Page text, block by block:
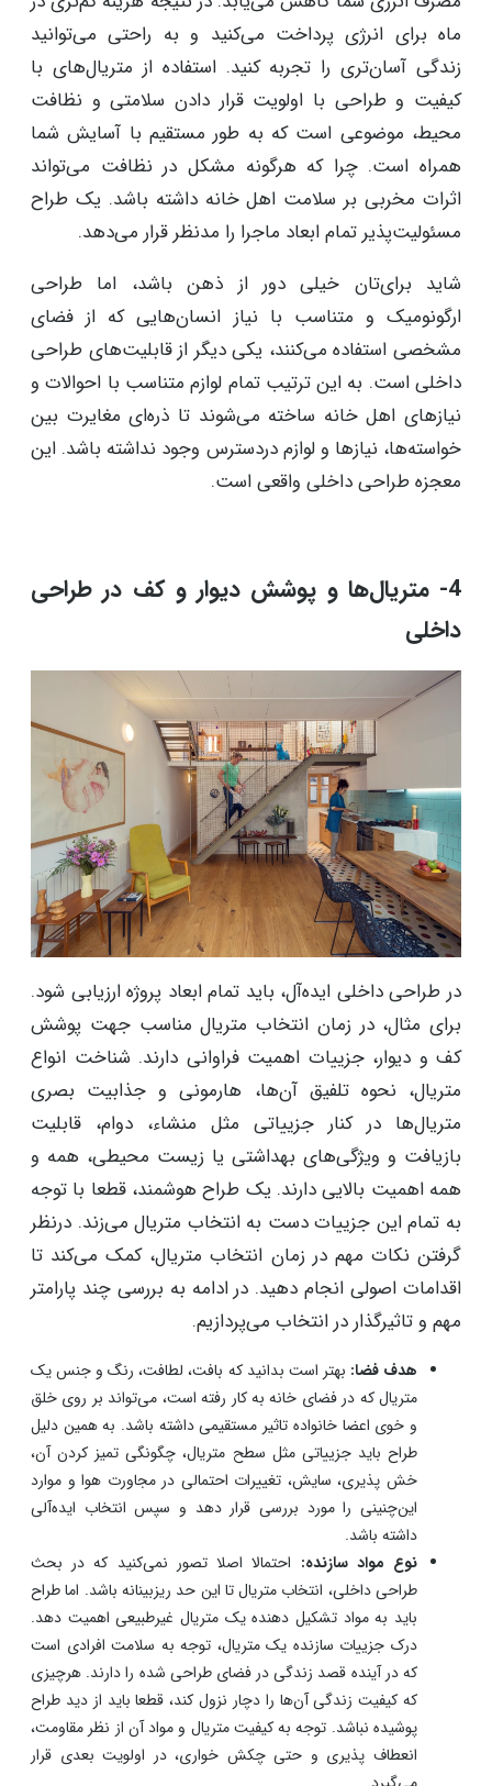
ماه برای انرژی پرداخت می‌کنید و به راحتی می‌توانید
زندگی آسان‌تری را تجربه کنید. استفاده از متریال‌های با
کیفیت و طراحی با اولویت قرار دادن سلامتی و نظافت
محیط، موضوعی است که به طور مستقیم با آسایش شما
همراه است. چرا که هرگونه مشکل در نظافت می‌تواند
اثرات مخربی بر سلامت اهل خانه داشته باشد. یک طراح
مسئولیت‌پذیر تمام ابعاد ماجرا را مدنظر قرار می‌دهد.
شاید برای‌تان خیلی دور از ذهن باشد، اما طراحی
ارگونومیک و متناسب با نیاز انسان‌هایی که از فضای
مشخصی استفاده می‌کنند، یکی دیگر از قابلیت‌های طراحی
داخلی است. به این ترتیب تمام لوازم متناسب با احوالات و
نیازهای اهل خانه ساخته می‌شوند تا ذره‌ای مغایرت بین
خواسته‌ها، نیازها و لوازم دردسترس وجود نداشته باشد. این
معجزه طراحی داخلی واقعی است.
4- متریال‌ها و پوشش دیوار و کف در طراحی
داخلی
در طراحی داخلی ایده‌آل، باید تمام ابعاد پروژه ارزیابی شود.
برای مثال، در زمان انتخاب متریال مناسب جهت پوشش
کف و دیوار، جزییات اهمیت فراوانی دارند. شناخت انواع
متریال، نحوه تلفیق آن‌ها، هارمونی و جذابیت بصری
متریال‌ها در کنار جزییاتی مثل منشاء، دوام، قابلیت
بازیافت و ویژگی‌های بهداشتی یا زیست ‌محیطی، همه و
همه اهمیت بالایی دارند. یک طراح هوشمند، قطعا با توجه
به تمام این جزییات دست به انتخاب متریال می‌زند. درنظر
گرفتن نکات مهم در زمان انتخاب متریال، کمک می‌کند تا
اقدامات اصولی انجام دهید. در ادامه به بررسی چند پارامتر
مهم و تاثیرگذار در انتخاب می‌پردازیم.
هدف فضا:بهتر است بدانید که بافت، لطافت، رنگ و جنس یک
متریال که در فضای خانه به کار رفته است، می‌تواند بر روی خلق
و خوی اعضا خانواده تاثیر مستقیمی داشته باشد. به همین دلیل
طراح باید جزییاتی مثل سطح متریال، چگونگی تمیز کردن آن،
خش پذیری، سایش، تغییرات احتمالی در مجاورت هوا و موارد
این‌چنینی را مورد بررسی قرار دهد و سپس انتخاب ایده‌آلی
داشته باشد.
نوع مواد سازنده:احتمالا اصلا تصور نمی‌کنید که در بحث
طراحی داخلی، انتخاب متریال تا این حد ریزبینانه باشد. اما طراح
باید به مواد تشکیل دهنده یک متریال غیرطبیعی اهمیت دهد.
درک جزییات سازنده یک متریال، توجه به سلامت افرادی است
که در آینده قصد زندگی در فضای طراحی شده را دارند. هرچیزی
که کیفیت زندگی آن‌ها را دچار نزول کند، قطعا باید از دید طراح
پوشیده نباشد. توجه به کیفیت متریال و مواد آن از نظر مقاومت،
انعطاف پذیری و حتی چکش خواری، در اولویت بعدی قرار